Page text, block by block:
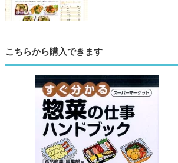
こちらから購入できます